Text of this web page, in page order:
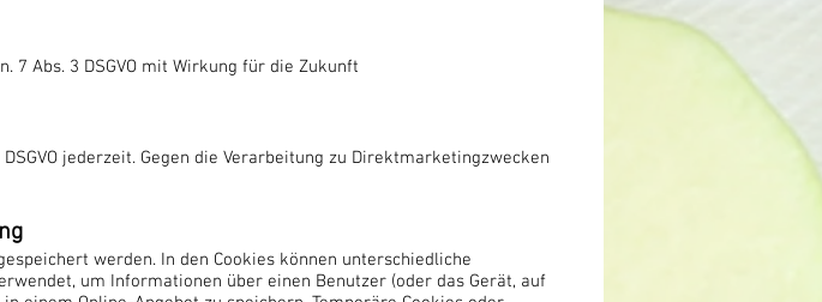
7 Abs. 3 DSGVO mit Wirkung für die Zukunft
jederzeit. Gegen die Verarbeitung zu Direktmarketingzwecken
werden. In den Cookies können unterschiedliche
um Informationen über einen Benutzer (oder das Gerät, auf